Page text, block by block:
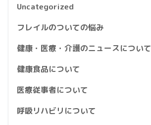
Uncategorized
フレイルのついての悩み
健康・医療・介護のニュースについて
健康食品について
医療従事者について
呼吸リハビリについて